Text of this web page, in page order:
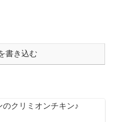
書き込む
のクリミオンチキン♪